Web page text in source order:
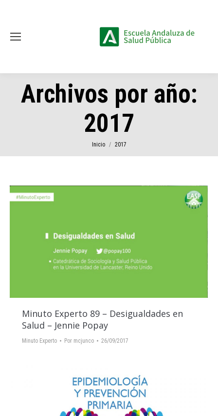
Archivos por año:
2017
Estás aquí:
Inicio 2017
Minuto Experto 89 – Desigualdades en
Salud – Jennie Popay
Minuto Experto Por mcjunco 26/09/2017